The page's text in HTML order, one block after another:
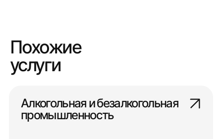
Похожие
услуги
Алкогольная и безалкогольная
промышленность